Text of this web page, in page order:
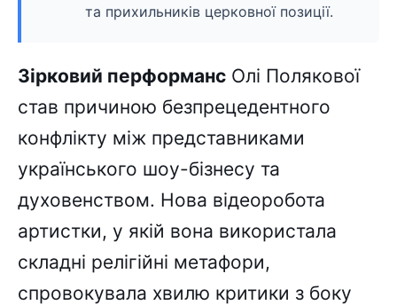
та прихильників церковної позиції.
Зірковий перформанс Олі Полякової
став причиною безпрецедентного
конфлікту між представниками
українського шоу-бізнесу та
духовенством. Нова відеоробота
артистки, у якій вона використала
складні релігійні метафори,
спровокувала хвилю критики з боку